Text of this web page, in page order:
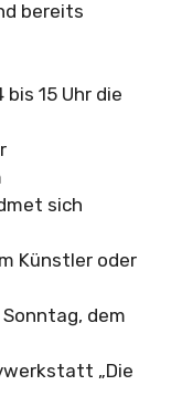
bereits
15 Uhr die
sich
Künstler oder
dem
„Die